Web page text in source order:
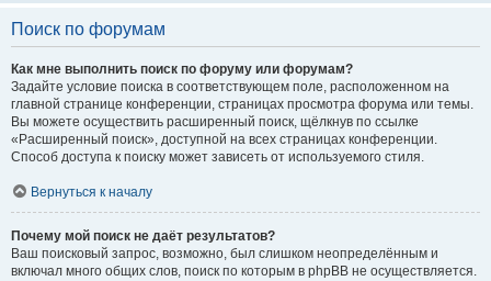
Поиск по форумам
Как мне выполнить поиск по форуму или форумам?
Задайте условие поиска в соответствующем поле, расположенном на
главной странице конференции, страницах просмотра форума или темы.
Вы можете осуществить расширенный поиск, щёлкнув по ссылке
«Расширенный поиск», доступной на всех страницах конференции.
Способ доступа к поиску может зависеть от используемого стиля.
Вернуться к началу
Почему мой поиск не даёт результатов?
Ваш поисковый запрос, возможно, был слишком неопределённым и
включал много общих слов, поиск по которым в phpBB не осуществляется.